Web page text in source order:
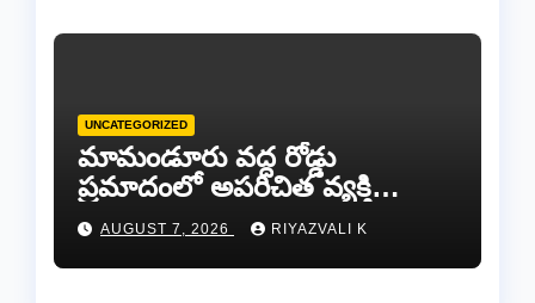
UNCATEGORIZED
​మామండూరు వద్ద రోడ్డు
ప్రమాదంలో అపరిచిత వ్యక్తి
మృతి…సమాచారం తెలిస్తే
రేణిగుంట పోలీసులను
సంప్రదించండి.
AUGUST 7, 2026 RIYAZVALI K